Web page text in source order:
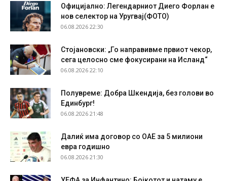
Официјално: Легендарниот Диего Форлан е
нов селектор на Уругвај(ФОТО)
06.08.2026 22:30
Стојановски: „Го направивме првиот чекор,
сега целосно сме фокусирани на Исланд“
06.08.2026 22:10
Полувреме: Добра Шкендија, без голови во
Единбург!
06.08.2026 21:48
Далиќ има договор со ОАЕ за 5 милиони
евра годишно
06.08.2026 21:30